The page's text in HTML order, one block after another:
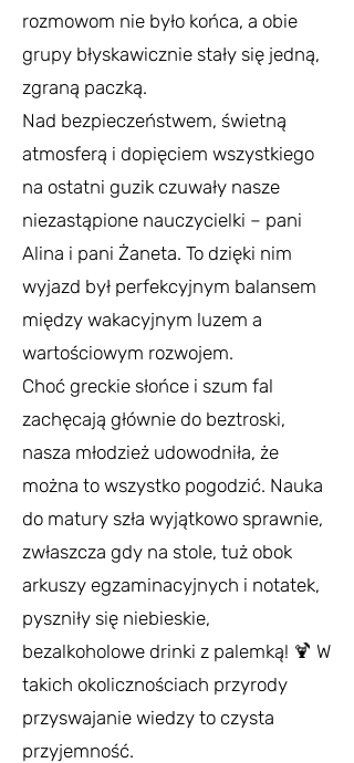
rozmowom nie było końca, a obie
grupy błyskawicznie stały się jedną,
zgraną paczką.
Nad bezpieczeństwem, świetną
atmosferą i dopięciem wszystkiego
na ostatni guzik czuwały nasze
niezastąpione nauczycielki – pani
Alina i pani Żaneta. To dzięki nim
wyjazd był perfekcyjnym balansem
między wakacyjnym luzem a
wartościowym rozwojem.
Choć greckie słońce i szum fal
zachęcają głównie do beztroski,
nasza młodzież udowodniła, że
można to wszystko pogodzić. Nauka
do matury szła wyjątkowo sprawnie,
zwłaszcza gdy na stole, tuż obok
arkuszy egzaminacyjnych i notatek,
pyszniły się niebieskie,
bezalkoholowe drinki z palemką! 🍹 W
takich okolicznościach przyrody
przyswajanie wiedzy to czysta
przyjemność.